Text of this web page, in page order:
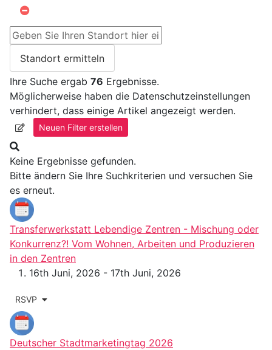
Standort ermitteln
Ihre Suche ergab 76 Ergebnisse.
Möglicherweise haben die Datenschutzeinstellungen
verhindert, dass einige Artikel angezeigt werden.
Neuen Filter erstellen
Keine Ergebnisse gefunden.
Bitte ändern Sie Ihre Suchkriterien und versuchen Sie
es erneut.
Transferwerkstatt Lebendige Zentren - Mischung oder
Konkurrenz?! Vom Wohnen, Arbeiten und Produzieren
in den Zentren
16th Juni, 2026 - 17th Juni, 2026
RSVP
Deutscher Stadtmarketingtag 2026